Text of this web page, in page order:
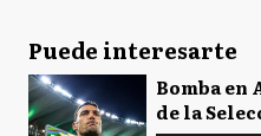
Puede interesarte
Bomba en
de la